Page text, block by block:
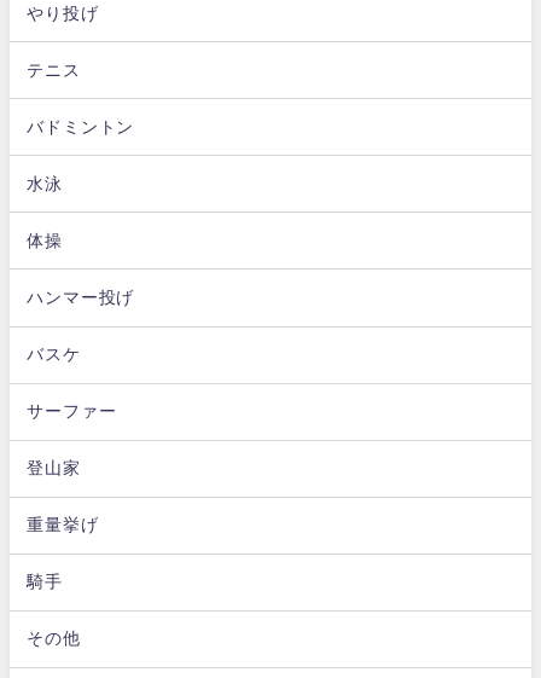
やり投げ
テニス
バドミントン
水泳
体操
ハンマー投げ
バスケ
サーファー
登山家
重量挙げ
騎手
その他